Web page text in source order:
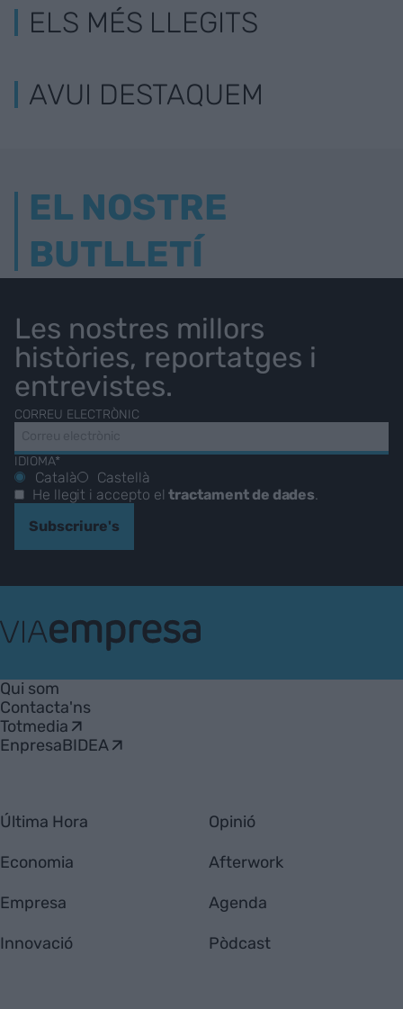
ELS MÉS LLEGITS
AVUI DESTAQUEM
EL NOSTRE
BUTLLETÍ
Les nostres millors
històries, reportatges i
entrevistes.
CORREU ELECTRÒNIC
IDIOMA*
Català
Castellà
He llegit i accepto eltractament de dades.
Subscriure's
Empresa
Qui som
Contacta'ns
Totmedia
EnpresaBIDEA
Última Hora
Economia
Empresa
Innovació
Opinió
Afterwork
Agenda
Pòdcast